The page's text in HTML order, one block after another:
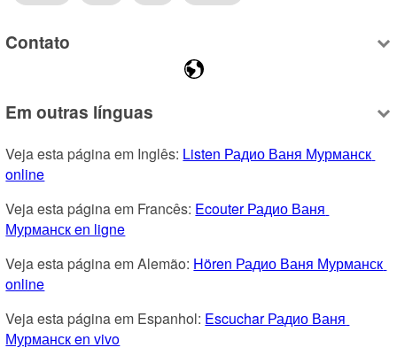
Contato
Em outras línguas
Veja esta página em Inglês: Listen Радио Ваня Мурманск
online
Veja esta página em Francês: Ecouter Радио Ваня
Мурманск en ligne
Veja esta página em Alemão: Hören Радио Ваня Мурманск
online
Veja esta página em Espanhol: Escuchar Радио Ваня
Мурманск en vivo